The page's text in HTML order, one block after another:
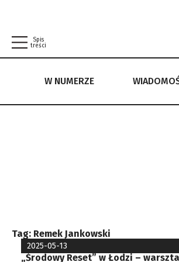
Spis
treści
W NUMERZE
W NUMERZE WIADOMOŚCI
Tag: Remek Jankowski
2025-05-13
„Środowy Reset” w Łodzi –